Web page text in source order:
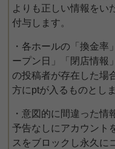
よりも正しい情報をい
付与します。
・各ホールの「換金率
ープン日」「閉店情報
の投稿者が存在した場
方にptが入るものとしま
・意図的に間違った情
予告なしにアカウント
スをブロックし永久に